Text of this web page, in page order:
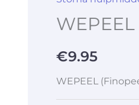
€9.95
WEPEEL